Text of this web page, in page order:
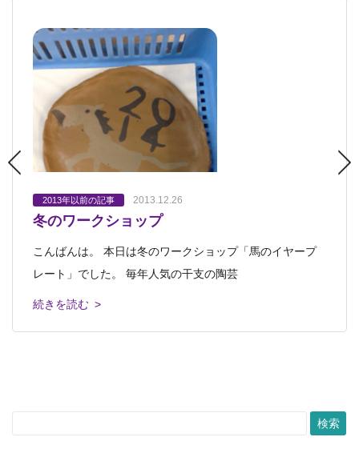
2013年以前の記事 2013.12.26
冬のワークショップ
こんばんは。 本日は冬のワークショップ「馬のイヤープ
レート」でした。 毎年人気の干支の陶芸
続きを読む >
2013年以前の記事 2013.12.20
第２回広島県ジュニア美術展
こんにちは。 広島県立美術館にて「第２回広島県ジュニ
ア美術展」が昨年に引き続き、開催中です
続きを読む >
2013年以前の記事 2013.12.17
「シャガール展」＆「広島県ジュニア美術
展」鑑賞ツアー
広島県立美術館での「シャガール展」はもうご覧になりま
したか？ まだという皆さん、ぜひ一緒に
2013年以前の記事 2013.12.11
冬のワークショップ申込み受付中
こんにちは。 今日は風が強くて寒いですね。 そんな寒い
冬を吹き飛ばす「冬のワークショップ」
続きを読む >
2013年以前の記事 2013.11.13
展覧会オープンしました
「アトリエぱおの仲間たち展2013」オープンしました。
本日は19時までです。 皆さんのお
続きを読む >